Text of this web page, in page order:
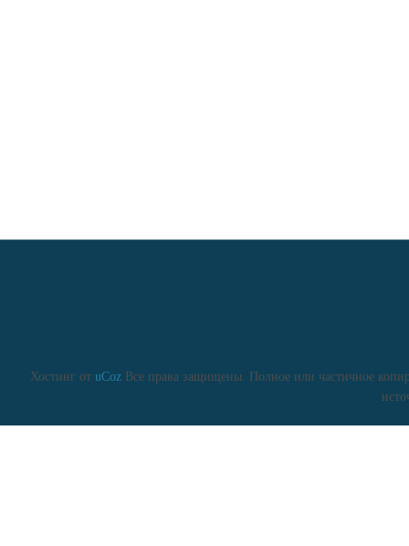
Хостинг от uCozВсе права защищены. Полное или частичное